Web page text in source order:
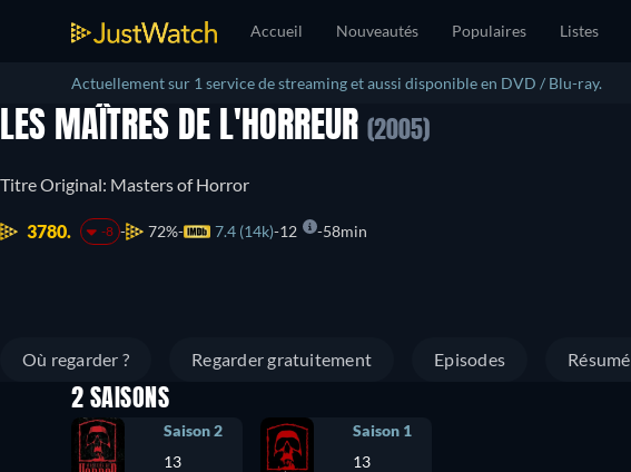
Accueil Nouveautés Populaires Listes
Actuellement sur 1 service de streaming et aussi disponible en DVD / Blu-ray.
LES MAÎTRES DE L'HORREUR (2005)
Titre Original: Masters of Horror
3780. -8 72% 7.4 (14k) 12 58min
Où regarder ? Regarder gratuitement Episodes Résumé
2 SAISONS
Saison 2
13
Saison 1
13